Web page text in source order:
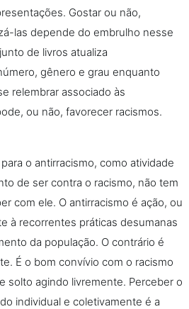
Gostar ou não,
las depende do embrulho nesse
de livros atualiza
gênero e grau enquanto
relembrar associado às
ou não, favorecer racismos.
o antirracismo, como atividade
de ser contra o racismo, não tem
com ele. O antirracismo é ação, ou
à recorrentes práticas desumanas
da população. O contrário é
É o bom convívio com o racismo
solto agindo livremente. Perceber o
individual e coletivamente é a